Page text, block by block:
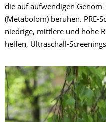
die auf aufwendigen
(Metabolom) beruhen. PRE-
niedrige, mittlere und hohe
helfen, Ultraschall-